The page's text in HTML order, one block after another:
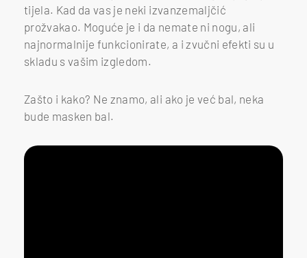
tijela. Kad da vas je neki izvanzemaljčić
prožvakao. Moguće je i da nemate ni nogu, ali
najnormalnije funkcionirate, a i zvučni efekti su u
skladu s vašim izgledom.
Zašto i kako? Ne znamo, ali ako je već bal, neka
bude masken bal.